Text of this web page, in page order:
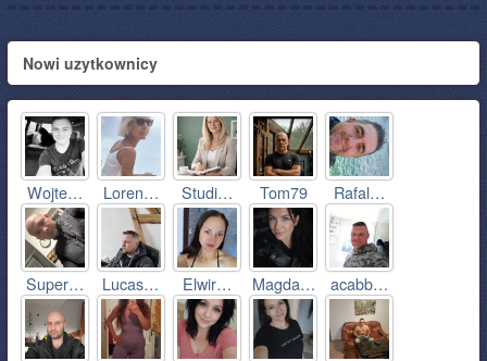
Nowi uzytkownicy
Wojte… Loren… Studi… Tom79 Rafal…
Super… Lucas… Elwir… Magda… acabb…